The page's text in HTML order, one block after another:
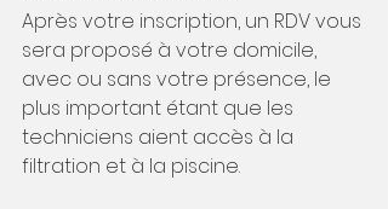
Après votre inscription, un RDV vous
sera proposé à votre domicile,
avec ou sans votre présence, le
plus important étant que les
techniciens aient accès à la
filtration et à la piscine.